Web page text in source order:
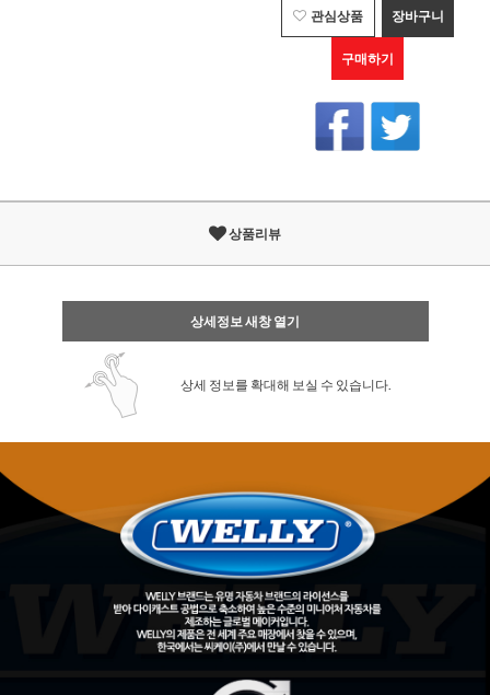
관심상품 장바구니
구매하기
상품리뷰
상세정보 새창 열기
상세 정보를 확대해 보실 수 있습니다.